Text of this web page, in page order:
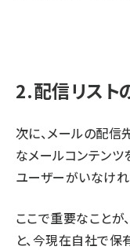
2.配信リスト
次に、メールの配信
なメールコンテンツ
ユーザーがいなけ
ここで重要なこと
と、今現在自社で保